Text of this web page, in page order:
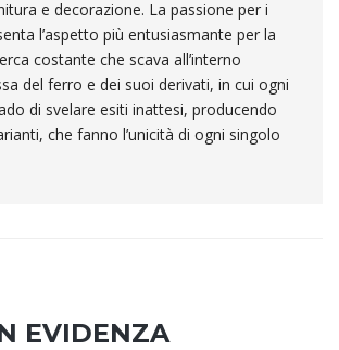
e decorazione. La passione per i
l’aspetto più entusiasmante per la
costante che scava all’interno
del ferro e dei suoi derivati, in cui ogni
di svelare esiti inattesi, producendo
che fanno l’unicità di ogni singolo
EVIDENZA